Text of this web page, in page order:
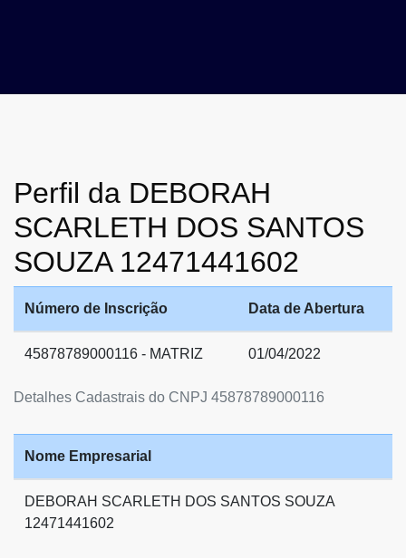
Perfil da DEBORAH
SCARLETH DOS SANTOS
SOUZA 12471441602
Detalhes Cadastrais do CNPJ 45878789000116
Número de Inscrição Data de Abertura
45878789000116 - MATRIZ 01/04/2022
Nome Empresarial
DEBORAH SCARLETH DOS SANTOS SOUZA
12471441602